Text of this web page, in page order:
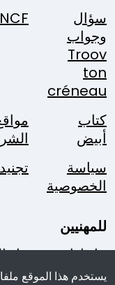
سؤال
وجواب
Troov
ton
créneau
كتاب
أبيض
سياسة
الخصوصية
تجنيد
للمهنيين
حل إدارة
الممتلكات
حل
يستخدم هذا الموقع